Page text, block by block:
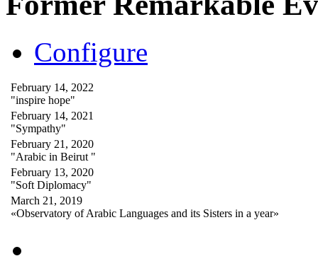
Configure
February 14, 2022
"inspire hope"
February 14, 2021
"Sympathy"
February 21, 2020
"Arabic in Beirut "
February 13, 2020
"Soft Diplomacy"
March 21, 2019
«Observatory of Arabic Languages and its Sisters in a year»